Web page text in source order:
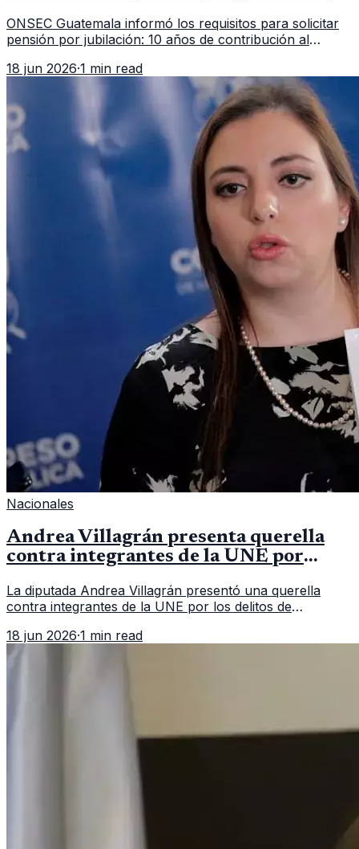
ONSEC Guatemala informó los requisitos para solicitar
pensión por jubilación: 10 años de contribución al
importar edad.
18 jun 2026·1 min read
Nacionales
Andrea Villagrán presenta querella
contra integrantes de la UNE por
La diputada Andrea Villagrán presentó una querella
contra integrantes de la UNE por los delitos de
18 jun 2026·1 min read